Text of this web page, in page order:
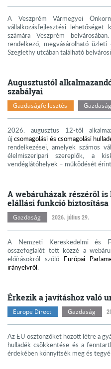
A Veszprém Vármegyei
vállalkozásfejlesztési lehetőséget
számára Veszprém
rendelkező, megvásárolható
Szeglethy utcában található
Augusztustól
szabályai
Gazdaságfejlesztés Gazdaság
2026. augusztus 12-től
újcsomagolási és csomagolási
rendelkezései, amelyek számos
élelmiszeripari szereplők, a
vendéglátóhelyek – működését
A webáruházak részéről
elállási funkció biztosítása
Gazdaság 2026. július 29.
A Nemzeti Kereskedelmi és
összefoglalót tett közzé a
előírásokról szóló Európai
irányelvről.
Érkezik a javításhoz való
Europe Direct Gazdaság
Az EU ösztönzőket hozott létre a
hulladék csökkentése és a
érdekében könnyítsék meg és